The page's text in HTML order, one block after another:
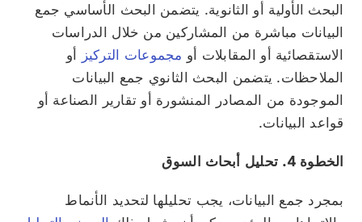
البحث الأولية أو الثانوية. يتضمن البحث الأساسي جمع
البيانات مباشرة من المشاركين من خلال الدراسات
الاستقصائية أو المقابلات أو مجموعات التركيز أو
الملاحظات. يتضمن البحث الثانوي جمع البيانات
الموجودة من المصادر المنشورة أو تقارير الصناعة أو
قواعد البيانات.
الخطوة 4. تحليل أبحاث السوق
بمجرد جمع البيانات، يجب تحليلها لتحديد الأنماط